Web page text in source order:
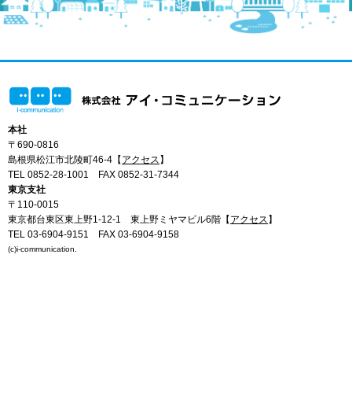
本社
〒690-0816
島根県松江市北陵町46-4【 アクセス 】
TEL 0852-28-1001
FAX 0852-31-7344
東京支社
〒110-0015
東京都台東区東上野1-12-1 東上野ミヤマビル6階【 アクセス 】
TEL 03-6904-9151
FAX 03-6904-9158
(c)i-communication.